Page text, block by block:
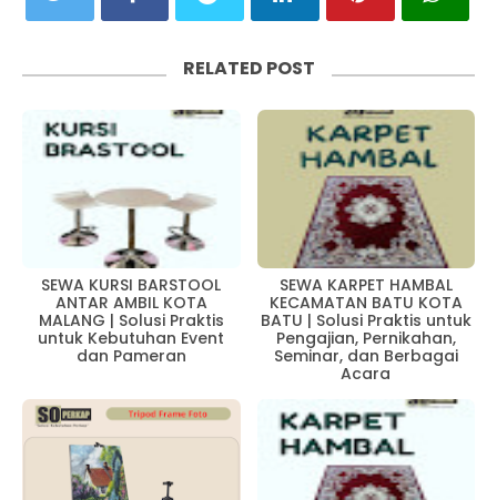
RELATED POST
SEWA KURSI BARSTOOL
ANTAR AMBIL KOTA
MALANG | Solusi Praktis
untuk Kebutuhan Event
dan Pameran
SEWA KARPET HAMBAL
KECAMATAN BATU KOTA
BATU | Solusi Praktis untuk
Pengajian, Pernikahan,
Seminar, dan Berbagai
Acara